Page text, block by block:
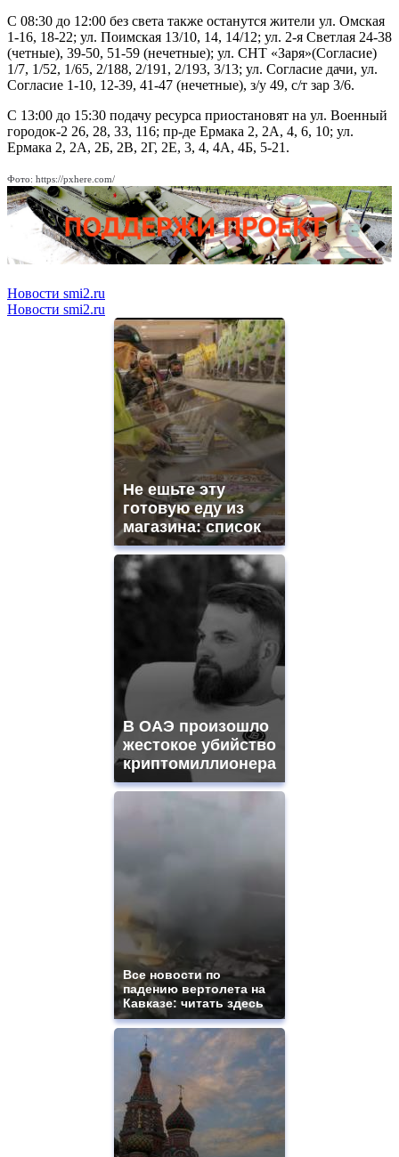
С 08:30 до 12:00 без света также останутся жители ул. Омская
1-16, 18-22; ул. Поимская 13/10, 14, 14/12; ул. 2-я Светлая 24-38
(четные), 39-50, 51-59 (нечетные); ул. СНТ «Заря»(Согласие)
1/7, 1/52, 1/65, 2/188, 2/191, 2/193, 3/13; ул. Согласие дачи, ул.
Согласие 1-10, 12-39, 41-47 (нечетные), з/у 49, с/т зар 3/6.
С 13:00 до 15:30 подачу ресурса приостановят на ул. Военный
городок-2 26, 28, 33, 116; пр-де Ермака 2, 2А, 4, 6, 10; ул.
Ермака 2, 2А, 2Б, 2В, 2Г, 2Е, 3, 4, 4А, 4Б, 5-21.
Фото: https://pxhere.com/
Новости smi2.ru
Новости smi2.ru
Не ешьте эту
готовую еду из
магазина: список
В ОАЭ произошло
жестокое убийство
криптомиллионера
Все новости по
падению вертолета на
Кавказе: читать здесь